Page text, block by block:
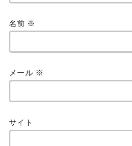
名前 ※
メール ※
サイト